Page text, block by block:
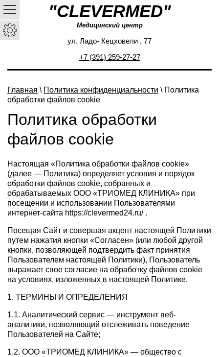
"CLEVERMED"
Медицинский центр
ул. Ладо- Кецховели , 77
+7 (391) 259-27-27
Главная \ Политика конфиденциальности \ Политика
обработки файлов cookie
Политика обработки
файлов cookie
Настоящая «Политика обработки файлов cookie»
(далее — Политика) определяет условия и порядок
обработки файлов cookie, собранных и
обрабатываемых ООО «ТРИОМЕД КЛИНИКА» при
посещении и использовании Пользователями
интернет-сайта https://clevermed24.ru/ .
Посещая Сайт и совершая акцепт настоящей Политики
путем нажатия кнопки «Согласен» (или любой другой
кнопки, позволяющей подтвердить факт принятия
Пользователем настоящей Политики), Пользователь
выражает свое согласие на обработку файлов cookie
на условиях, изложенных в настоящей Политике.
1. ТЕРМИНЫ И ОПРЕДЕЛЕНИЯ
1.1. Аналитический сервис — инструмент веб-
аналитики, позволяющий отслеживать поведение
Пользователей на Сайте;
1.2. ООО «ТРИОМЕД КЛИНИКА» — общество с